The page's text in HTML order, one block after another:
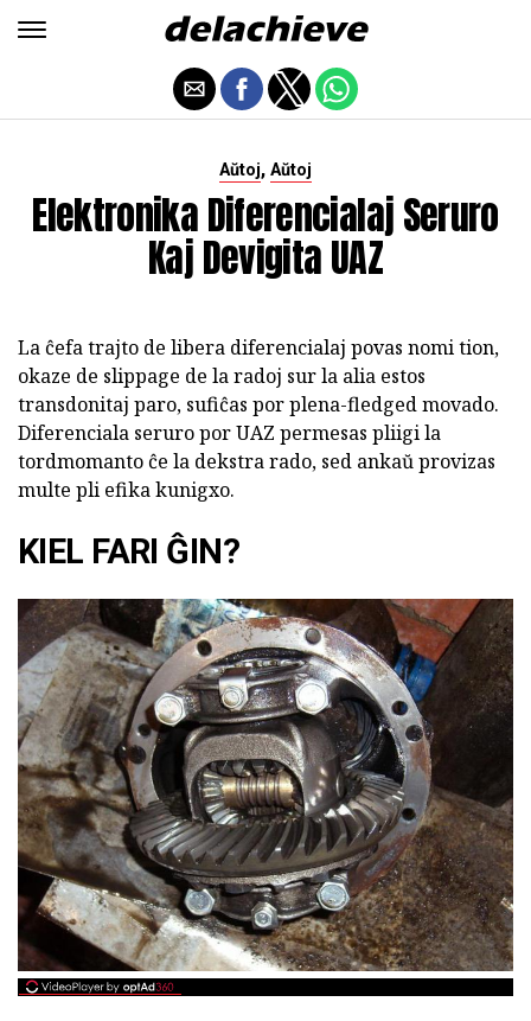
Aŭtoj, Aŭtoj
Elektronika Diferencialaj Seruro
Kaj Devigita UAZ
La ĉefa trajto de libera diferencialaj povas nomi tion,
okaze de slippage de la radoj sur la alia estos
transdonitaj paro, sufiĉas por plena-fledged movado.
Diferenciala seruro por UAZ permesas pliigi la
tordmomanto ĉe la dekstra rado, sed ankaŭ provizas
multe pli efika kunigxo.
KIEL FARI ĜIN?